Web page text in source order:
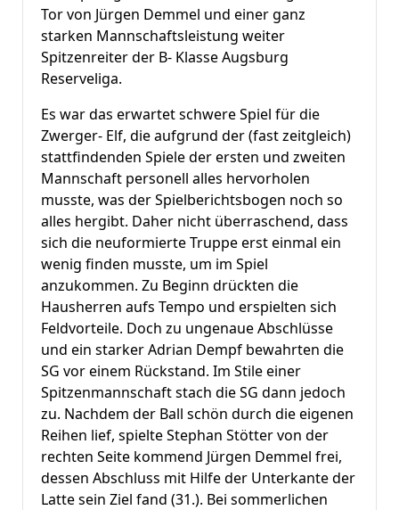
Tor von Jürgen Demmel und einer ganz
starken Mannschaftsleistung weiter
Spitzenreiter der B- Klasse Augsburg
Reserveliga.
Es war das erwartet schwere Spiel für die
Zwerger- Elf, die aufgrund der (fast zeitgleich)
stattfindenden Spiele der ersten und zweiten
Mannschaft personell alles hervorholen
musste, was der Spielberichtsbogen noch so
alles hergibt. Daher nicht überraschend, dass
sich die neuformierte Truppe erst einmal ein
wenig finden musste, um im Spiel
anzukommen. Zu Beginn drückten die
Hausherren aufs Tempo und erspielten sich
Feldvorteile. Doch zu ungenaue Abschlüsse
und ein starker Adrian Dempf bewahrten die
SG vor einem Rückstand. Im Stile einer
Spitzenmannschaft stach die SG dann jedoch
zu. Nachdem der Ball schön durch die eigenen
Reihen lief, spielte Stephan Stötter von der
rechten Seite kommend Jürgen Demmel frei,
dessen Abschluss mit Hilfe der Unterkante der
Latte sein Ziel fand (31.). Bei sommerlichen